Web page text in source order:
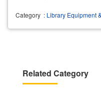
Category : Library Equipment
Related Category